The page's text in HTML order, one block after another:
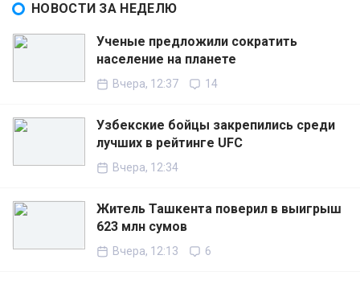
НОВОСТИ ЗА НЕДЕЛЮ
Ученые предложили сократить
население на планете
Вчера, 12:37 14
Узбекские бойцы закрепились среди
лучших в рейтинге UFC
Вчера, 12:34
Житель Ташкента поверил в выигрыш
623 млн сумов
Вчера, 12:13 6